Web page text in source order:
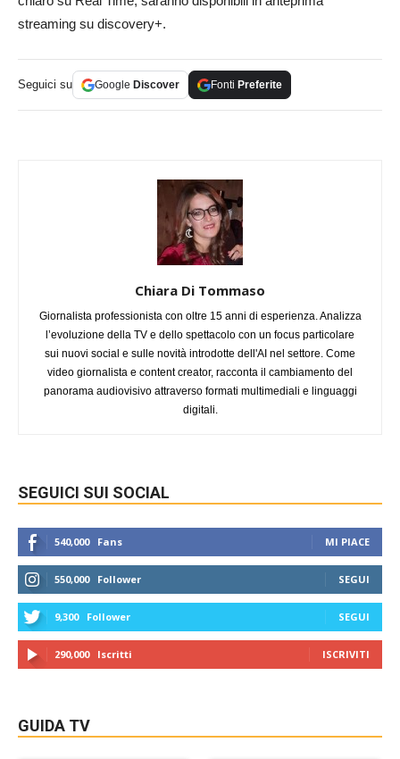
streaming su discovery+.
Seguici su Google Discover Fonti Preferite
Chiara Di Tommaso
Giornalista professionista con oltre 15 anni di esperienza. Analizza
l’evoluzione della TV e dello spettacolo con un focus particolare
sui nuovi social e sulle novità introdotte dell'AI nel settore. Come
video giornalista e content creator, racconta il cambiamento del
panorama audiovisivo attraverso formati multimediali e linguaggi
digitali.
SEGUICI SUI SOCIAL
540,000 Fans MI PIACE
550,000 Follower SEGUI
9,300 Follower SEGUI
290,000 Iscritti ISCRIVITI
GUIDA TV